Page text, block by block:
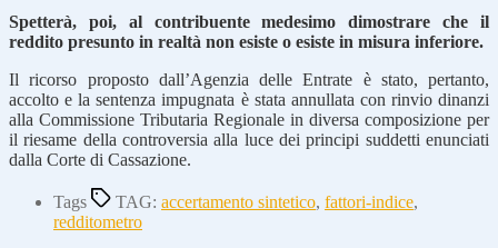
Spetterà, poi, al contribuente medesimo dimostrare che il
reddito presunto in realtà non esiste o esiste in misura inferiore.
Il ricorso proposto dall’Agenzia delle Entrate è stato, pertanto,
accolto e la sentenza impugnata è stata annullata con rinvio dinanzi
alla Commissione Tributaria Regionale in diversa composizione per
il riesame della controversia alla luce dei principi suddetti enunciati
dalla Corte di Cassazione.
Tags TAG: accertamento sintetico, fattori-indice,
redditometro